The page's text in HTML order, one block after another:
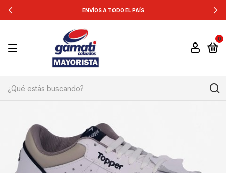
ENVÍOS A TODO EL PAÍS
0